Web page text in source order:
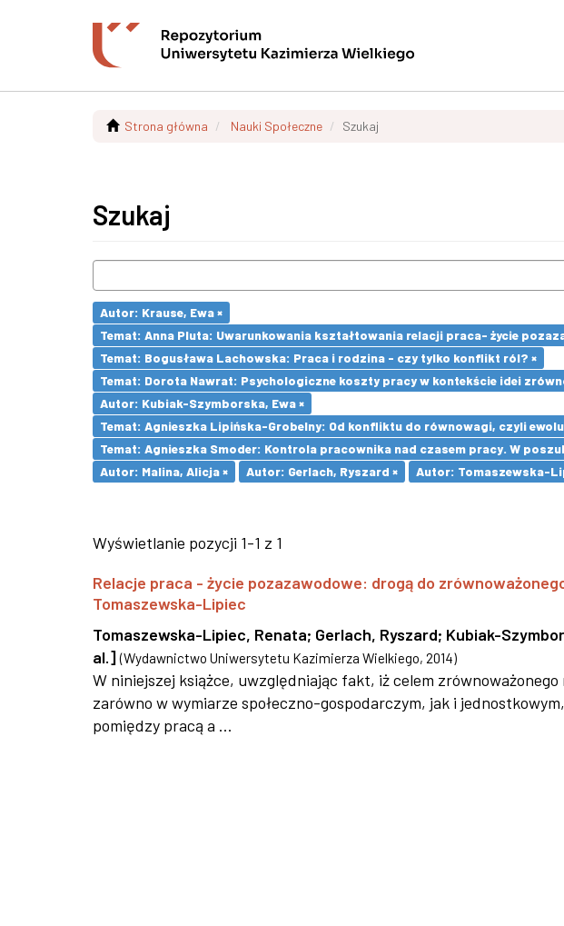
Strona główna Nauki Społeczne Szukaj
Szukaj
Autor: Krause, Ewa ×
Temat: Anna Pluta: Uwarunkowania kształtowania relacji praca- życie
Temat: Bogusława Lachowska: Praca i rodzina - czy tylko konflikt ról? ×
Temat: Dorota Nawrat: Psychologiczne koszty pracy w kontekście idei
Autor: Kubiak-Szymborska, Ewa ×
Temat: Agnieszka Lipińska-Grobelny: Od konfliktu do równowagi, czyli
Temat: Agnieszka Smoder: Kontrola pracownika nad czasem pracy. W
Autor: Malina, Alicja ×
Autor: Gerlach, Ryszard × Autor: Tomaszewska-
Wyświetlanie pozycji 1-1 z 1
Relacje praca - życie pozazawodowe: drogą do
Tomaszewska-Lipiec
Tomaszewska-Lipiec, Renata; Gerlach, Ryszard; Kubiak-
al.] (Wydawnictwo Uniwersytetu Kazimierza Wielkiego, 2014)
W niniejszej książce, uwzględniając fakt, iż celem
zarówno w wymiarze społeczno-gospodarczym, jak i
pomiędzy pracą a ...